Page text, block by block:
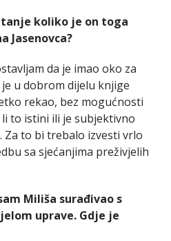
koliko je on toga
Jasenovca?
da je imao oko za
u dobrom dijelu knjige
rekao, bez mogućnosti
to istini ili je subjektivno
to bi trebalo izvesti vrlo
sa sjećanjima preživjelih
Miliša surađivao s
uprave. Gdje je